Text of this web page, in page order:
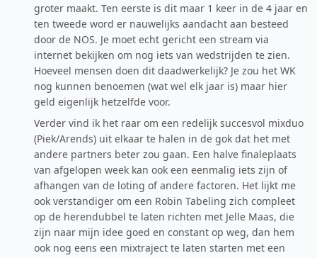
groter maakt. Ten eerste is dit maar 1 keer in de 4 jaar en
ten tweede word er nauwelijks aandacht aan besteed
door de NOS. Je moet echt gericht een stream via
internet bekijken om nog iets van wedstrijden te zien.
Hoeveel mensen doen dit daadwerkelijk? Je zou het WK
nog kunnen benoemen (wat wel elk jaar is) maar hier
geld eigenlijk hetzelfde voor.
Verder vind ik het raar om een redelijk succesvol mixduo
(Piek/Arends) uit elkaar te halen in de gok dat het met
andere partners beter zou gaan. Een halve finaleplaats
van afgelopen week kan ook een eenmalig iets zijn of
afhangen van de loting of andere factoren. Het lijkt me
ook verstandiger om een Robin Tabeling zich compleet
op de herendubbel te laten richten met Jelle Maas, die
zijn naar mijn idee goed en constant op weg, dan hem
ook nog eens een mixtraject te laten starten met een